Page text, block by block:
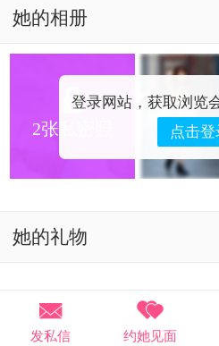
她的相册
登录网站，获取浏览
点击登

2张私密照
她的礼物


发私信

约她见面